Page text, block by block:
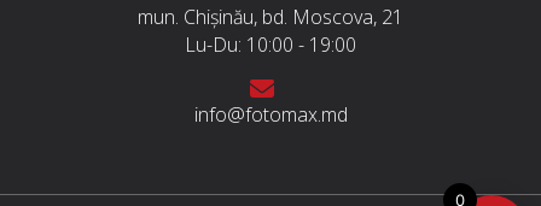
mun. Chișinău, bd. Moscova, 21
Lu-Du: 10:00 - 19:00
info@fotomax.md
0